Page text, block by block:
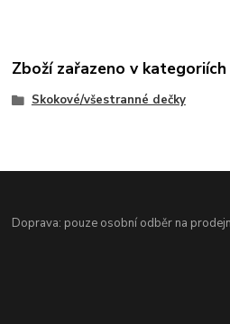
Zboží zařazeno v kategoriích
Skokové/všestranné dečky
Doprava: pouze osobní odběr na